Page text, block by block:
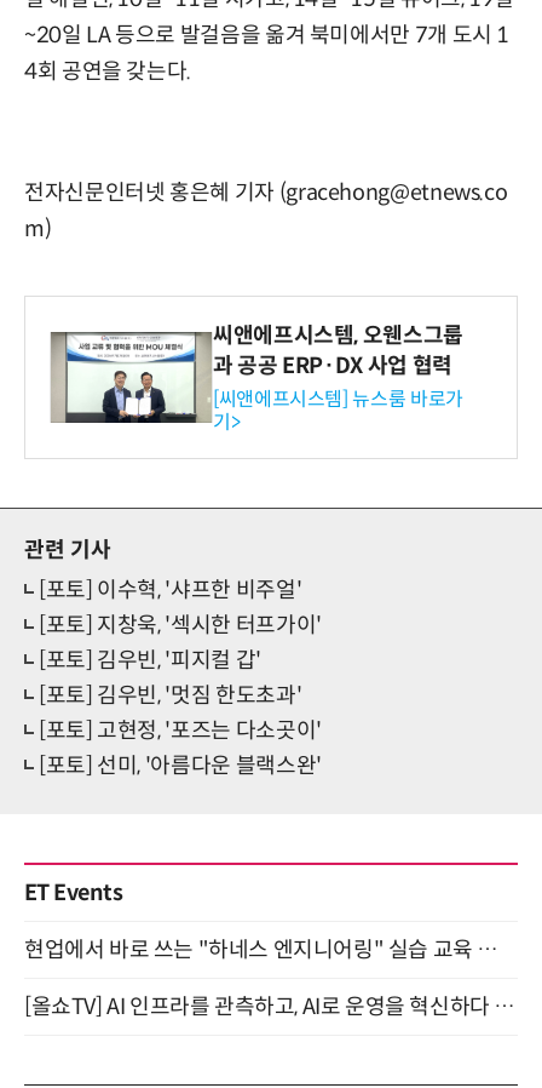
~20일 LA 등으로 발걸음을 옮겨 북미에서만 7개 도시 1
4회 공연을 갖는다.
전자신문인터넷 홍은혜 기자 (gracehong@etnews.co
m)
씨앤에프시스템, 오웬스그룹
과 공공 ERP·DX 사업 협력
[씨앤에프시스템] 뉴스룸 바로가
기>
관련 기사
[포토] 이수혁, '샤프한 비주얼'
[포토] 지창욱, '섹시한 터프가이'
[포토] 김우빈, '피지컬 갑'
[포토] 김우빈, '멋짐 한도초과'
[포토] 고현정, '포즈는 다소곳이'
[포토] 선미, '아름다운 블랙스완'
ET Events
현업에서 바로 쓰는 "하네스 엔지니어링" 실습 교육 워크숍 8월 20일 개최
[올쇼TV] AI 인프라를 관측하고, AI로 운영을 혁신하다 (8월 11일 생방송)